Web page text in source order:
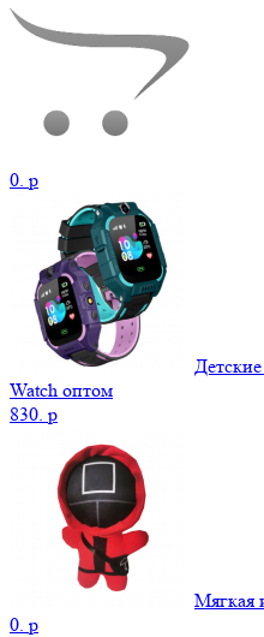
0. p
Watch оптом
830. p
Мягкая
0. p